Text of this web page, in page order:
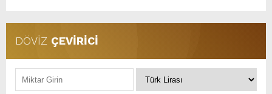
DÖVİZ ÇEVİRİCİ